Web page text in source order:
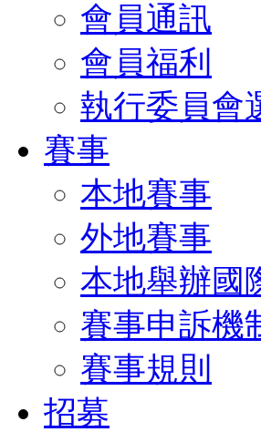
會員通訊
會員福利
執行委員會
賽事
本地賽事
外地賽事
本地舉辦國
賽事申訴機
賽事規則
招募